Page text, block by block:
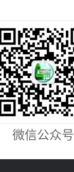
微信公众号